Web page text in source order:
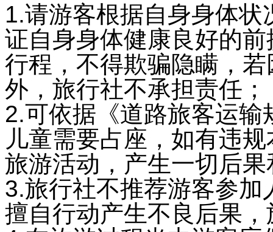
1.请游客根据自身身体
证自身身体健康良好的
行程，不得欺骗隐瞒，
外，旅行社不承担责任；
2.可依据《道路旅客运
儿童需要占座，如有违
旅游活动，产生一切后
3.旅行社不推荐游客参
擅自行动产生不良后果